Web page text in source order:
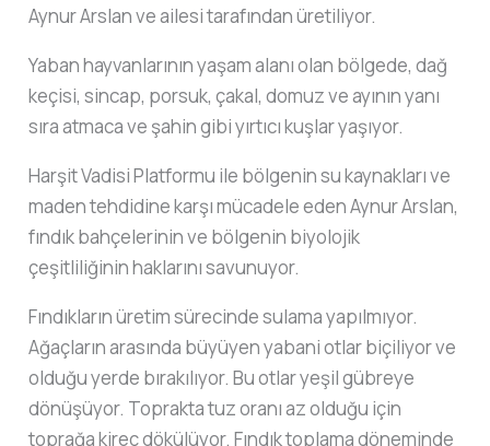
Aynur Arslan ve ailesi tarafından üretiliyor.
Yaban hayvanlarının yaşam alanı olan bölgede, dağ
keçisi, sincap, porsuk, çakal, domuz ve ayının yanı
sıra atmaca ve şahin gibi yırtıcı kuşlar yaşıyor.
Harşit Vadisi Platformu ile bölgenin su kaynakları ve
maden tehdidine karşı mücadele eden Aynur Arslan,
fındık bahçelerinin ve bölgenin biyolojik
çeşitliliğinin haklarını savunuyor.
Fındıkların üretim sürecinde sulama yapılmıyor.
Ağaçların arasında büyüyen yabani otlar biçiliyor ve
olduğu yerde bırakılıyor. Bu otlar yeşil gübreye
dönüşüyor. Toprakta tuz oranı az olduğu için
toprağa kireç dökülüyor. Fındık toplama döneminde